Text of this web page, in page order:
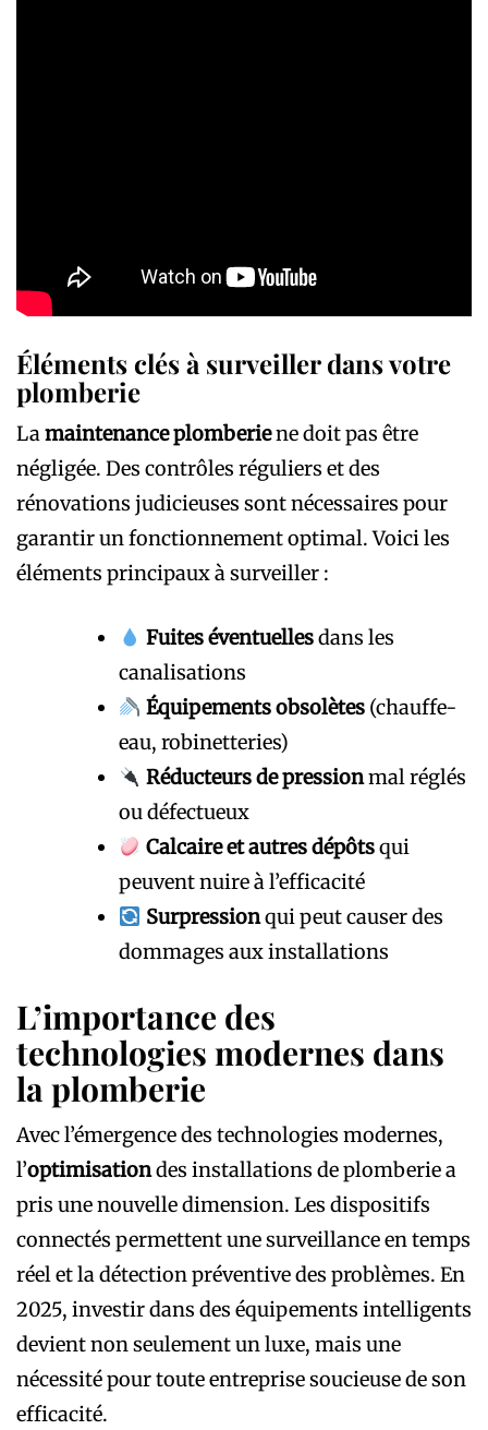
Éléments clés à surveiller dans votre
plomberie
Lamaintenance plomberiene doit pas être
négligée. Des contrôles réguliers et des
rénovations judicieuses sont nécessaires pour
garantir un fonctionnement optimal. Voici les
éléments principaux à surveiller :
Fuites éventuellesdans les
canalisations
Équipements obsolètes(chauffe-
eau, robinetteries)
Réducteurs de pressionmal réglés
ou défectueux
Calcaire et autres dépôtsqui
peuvent nuire à l’efficacité
Surpressionqui peut causer des
dommages aux installations
L’importance des
technologies modernes dans
la plomberie
Avec l’émergence des technologies modernes,
l’optimisationdes installations de plomberie a
pris une nouvelle dimension. Les dispositifs
connectés permettent une surveillance en temps
réel et la détection préventive des problèmes. En
2025, investir dans des équipements intelligents
devient non seulement un luxe, mais une
nécessité pour toute entreprise soucieuse de son
efficacité.